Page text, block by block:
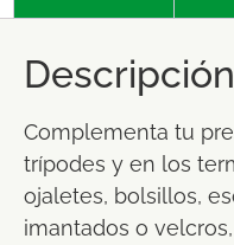
Descripción
Complementa tu
trípodes y en los
ojaletes, bolsillos,
imantados o